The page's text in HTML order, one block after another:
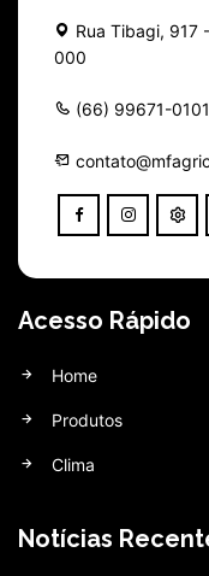
Rua Tibagi, 917
000
(66) 99671-0101
Acesso Rápido
Home
Produtos
Clima
Notícias